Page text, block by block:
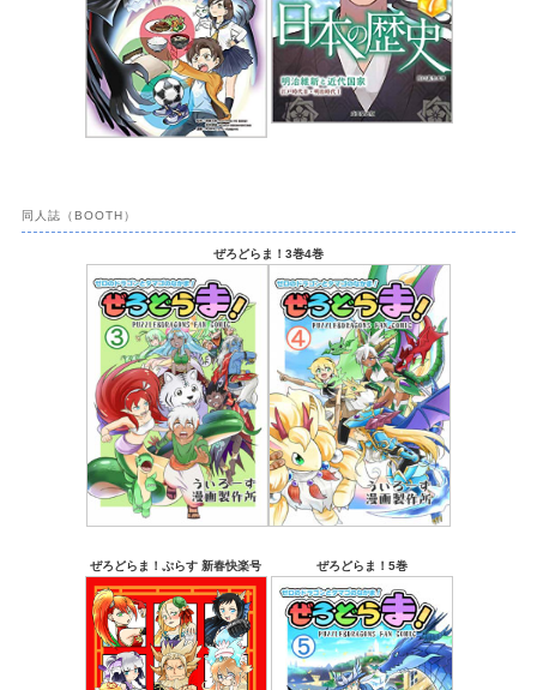
同人誌（BOOTH）
ぜろどらま！3巻4巻
ぜろどらま！ぷらす 新春快楽号 ぜろどらま！5巻